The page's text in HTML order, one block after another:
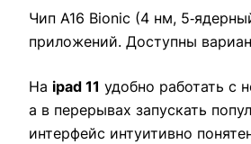
Чип A16 Bionic (4 нм,
приложений. Доступны
На ipad 11 удобно работать с
а в перерывах запускать
интерфейс интуитивно